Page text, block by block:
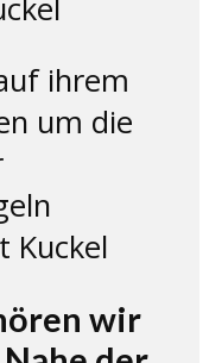
ihrem
um die
Kuckel
wir